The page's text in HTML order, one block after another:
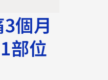
個月
部位